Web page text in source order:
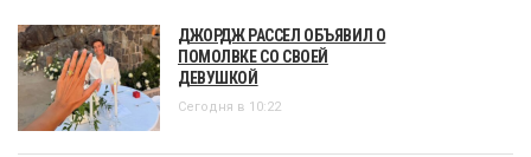
ДЖОРДЖ РАССЕЛ ОБЪЯВИЛ О
ПОМОЛВКЕ СО СВОЕЙ
ДЕВУШКОЙ
Сегодня в 10:22